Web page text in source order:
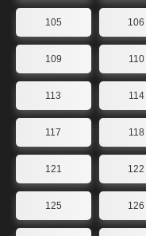
105 106
109 110
113 114
117 118
121 122
125 126